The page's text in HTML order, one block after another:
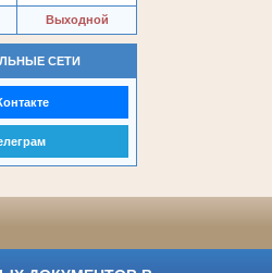
Выходной
СЕТИ